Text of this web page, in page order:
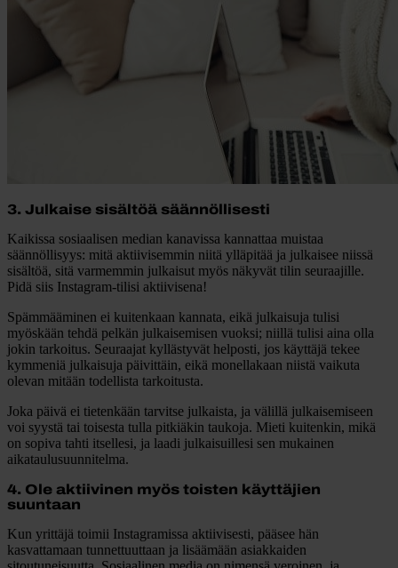
3. Julkaise sisältöä säännöllisesti
Kaikissa sosiaalisen median kanavissa kannattaa muistaa
säännöllisyys: mitä aktiivisemmin niitä ylläpitää ja julkaisee niissä
sisältöä, sitä varmemmin julkaisut myös näkyvät tilin seuraajille.
Pidä siis Instagram-tilisi aktiivisena!
Spämmääminen ei kuitenkaan kannata, eikä julkaisuja tulisi
myöskään tehdä pelkän julkaisemisen vuoksi; niillä tulisi aina olla
jokin tarkoitus. Seuraajat kyllästyvät helposti, jos käyttäjä tekee
kymmeniä julkaisuja päivittäin, eikä monellakaan niistä vaikuta
olevan mitään todellista tarkoitusta.
Joka päivä ei tietenkään tarvitse julkaista, ja välillä julkaisemiseen
voi syystä tai toisesta tulla pitkiäkin taukoja. Mieti kuitenkin, mikä
on sopiva tahti itsellesi, ja laadi julkaisuillesi sen mukainen
aikataulusuunnitelma.
4. Ole aktiivinen myös toisten käyttäjien
suuntaan
Kun yrittäjä toimii Instagramissa aktiivisesti, pääsee hän
kasvattamaan tunnettuuttaan ja lisäämään asiakkaiden